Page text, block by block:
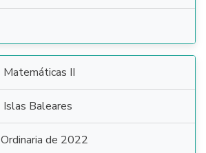
Matemáticas II
Islas Baleares
Ordinaria de 2022